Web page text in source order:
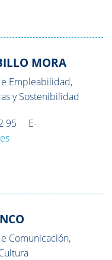
MORA
Empleabilidad,
y Sostenibilidad
95 E-
Comunicación,